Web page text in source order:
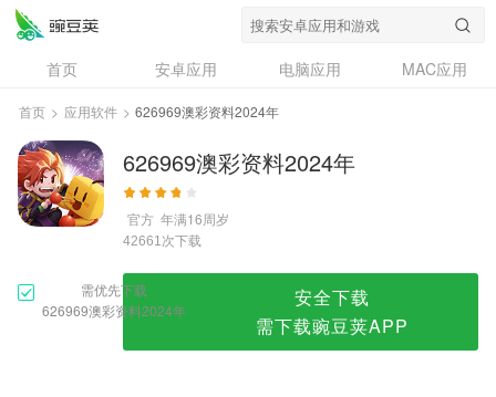
626969澳彩资料2024年
首页 安卓应用 电脑应用
MAC应用
资讯
专题
问答
首页 > 应用软件 > 626969澳彩资料2024年
626969澳彩资料2024年
官方 年满16周岁
42661次下载
需优先下载
626969澳彩资料2024年
安全下载
需下载豌豆荚APP